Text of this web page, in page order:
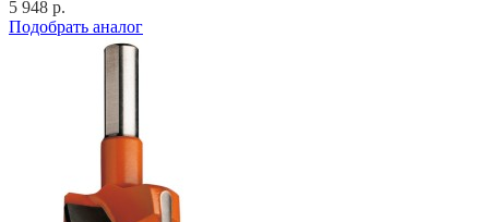
5 948 р.
Подобрать аналог